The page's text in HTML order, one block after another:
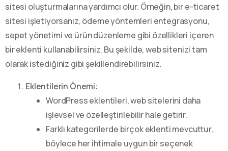
sitesi oluşturmalarına yardımcı olur. Örneğin, bir e-ticaret
sitesi işletiyorsanız, ödeme yöntemleri entegrasyonu,
sepet yönetimi ve ürün düzenleme gibi özellikleri içeren
bir eklenti kullanabilirsiniz. Bu şekilde, web sitenizi tam
olarak istediğiniz gibi şekillendirebilirsiniz.
Eklentilerin Önemi:
WordPress eklentileri, web sitelerini daha
işlevsel ve özelleştirilebilir hale getirir.
Farklı kategorilerde birçok eklenti mevcuttur,
böylece her ihtimale uygun bir seçenek